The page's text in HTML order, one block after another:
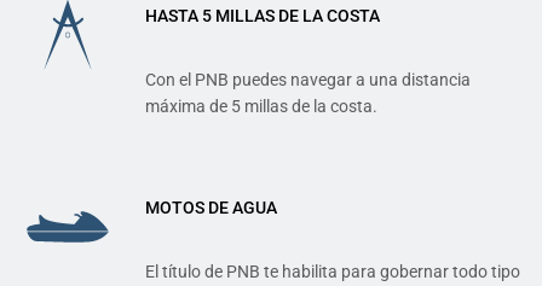
HASTA 5 MILLAS DE LA COSTA
Con el PNB puedes navegar a una distancia
máxima de 5 millas de la costa.
MOTOS DE AGUA
El título de PNB te habilita para gobernar todo tipo